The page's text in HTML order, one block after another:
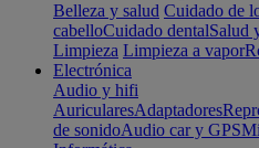
Belleza y salud Cuidado de
cabelloCuidado dentalSalud
Limpieza Limpieza a vapor
Electrónica
Audio y hifi
AuricularesAdaptadores
de sonidoAudio car y GPS